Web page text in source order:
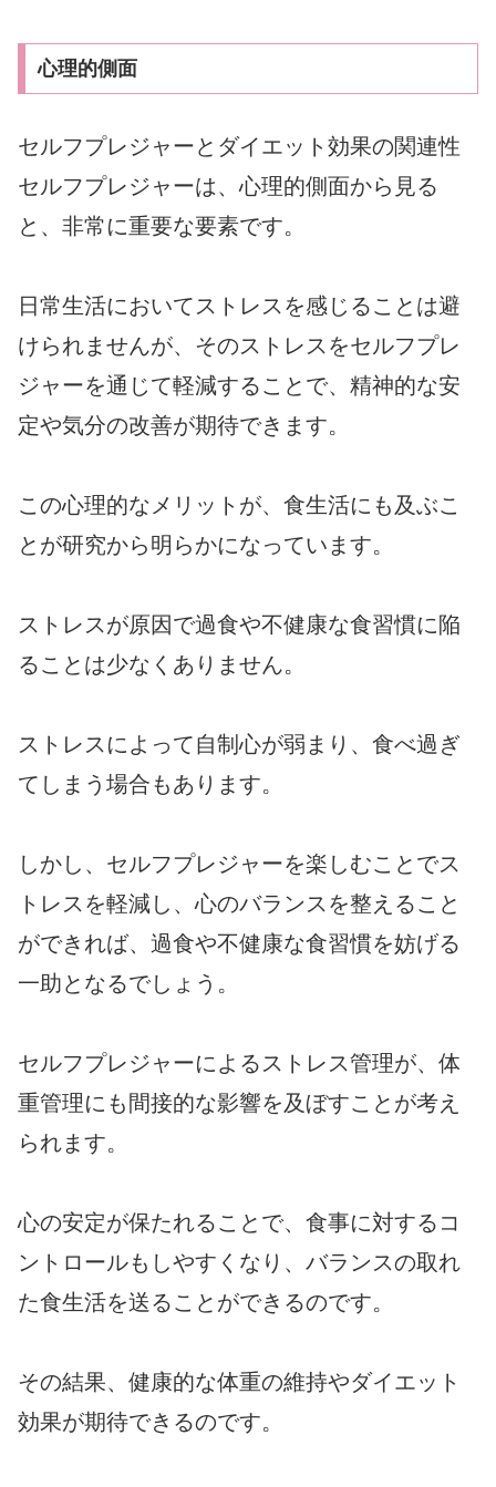
心理的側面
セルフプレジャーとダイエット効果の関連性
セルフプレジャーは、心理的側面から見る
と、非常に重要な要素です。
日常生活においてストレスを感じることは避
けられませんが、そのストレスをセルフプレ
ジャーを通じて軽減することで、精神的な安
定や気分の改善が期待できます。
この心理的なメリットが、食生活にも及ぶこ
とが研究から明らかになっています。
ストレスが原因で過食や不健康な食習慣に陥
ることは少なくありません。
ストレスによって自制心が弱まり、食べ過ぎ
てしまう場合もあります。
しかし、セルフプレジャーを楽しむことでス
トレスを軽減し、心のバランスを整えること
ができれば、過食や不健康な食習慣を妨げる
一助となるでしょう。
セルフプレジャーによるストレス管理が、体
重管理にも間接的な影響を及ぼすことが考え
られます。
心の安定が保たれることで、食事に対するコ
ントロールもしやすくなり、バランスの取れ
た食生活を送ることができるのです。
その結果、健康的な体重の維持やダイエット
効果が期待できるのです。